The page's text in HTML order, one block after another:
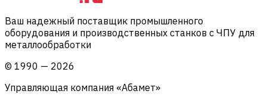
Ваш надежный поставщик промышленного
оборудования и производственных станков с ЧПУ для
металлообработки
© 1990 — 2026
Управляющая компания «Абамет»